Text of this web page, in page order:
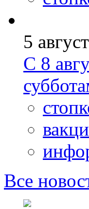
5
С 8
Все